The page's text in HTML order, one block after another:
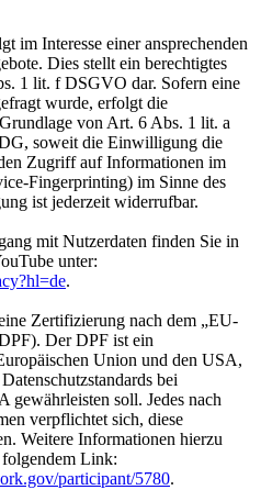
im Interesse einer ansprechenden
Dies stellt ein berechtigtes
1 lit. f DSGVO dar. Sofern eine
wurde, erfolgt die
von Art. 6 Abs. 1 lit. a
soweit die Einwilligung die
Zugriff auf Informationen im
Fingerprinting) im Sinne des
ist jederzeit widerrufbar.
mit Nutzerdaten finden Sie in
unter:
.
Zertifizierung nach dem „EU-
Der DPF ist ein
Union und den USA,
bei
gewährleisten soll. Jedes nach
verpflichtet sich, diese
Weitere Informationen hierzu
Link:
participant/5780.